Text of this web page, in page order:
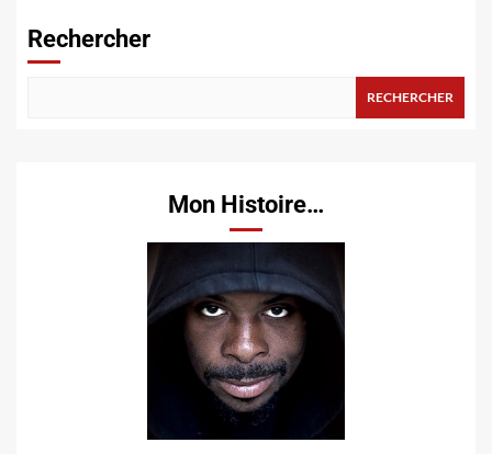
Rechercher
RECHERCHER
Mon Histoire…